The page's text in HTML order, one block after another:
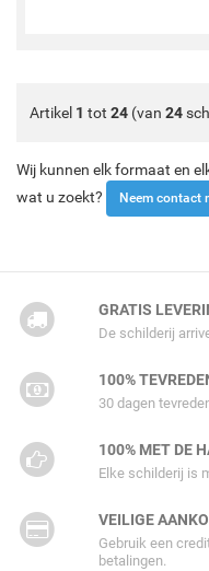
Artikel 1 tot 24 (van 24
Wij kunnen elk formaat en
wat u zoekt?
Neem contact
GRATIS
De schilderij
100%
30 dagen
100% MET DE
Elke schilderij is
VEILIGE
Gebruik een
betalingen.